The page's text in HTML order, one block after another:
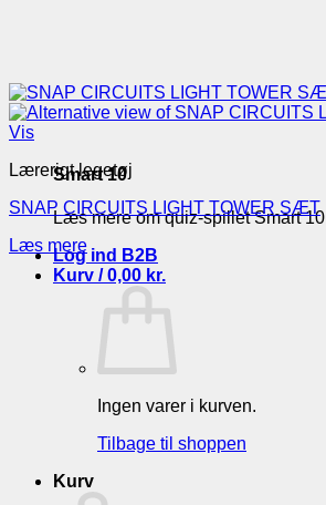
Smart 10
Læs mere om quiz-spillet Smart 10
Log ind B2B
Kurv /0,00 kr.
Ingen varer i kurven.
Tilbage til shoppen
Kurv
Vis
Lærerigt legetøj
SNAP CIRCUITS LIGHT TOWER SÆT
Læs mere